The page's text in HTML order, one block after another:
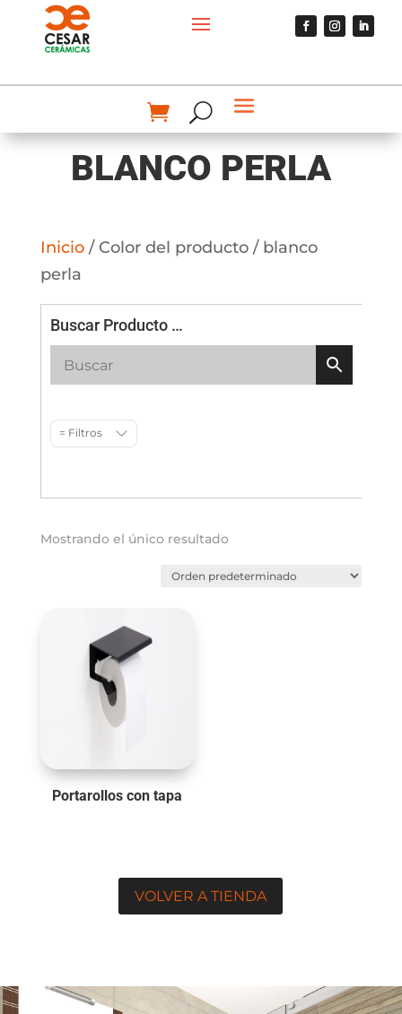
BLANCO PERLA
Inicio/ Color del producto / blanco
perla
Buscar Producto …
= Filtros
Mostrando el único resultado
Portarollos con tapa
VOLVER A TIENDA